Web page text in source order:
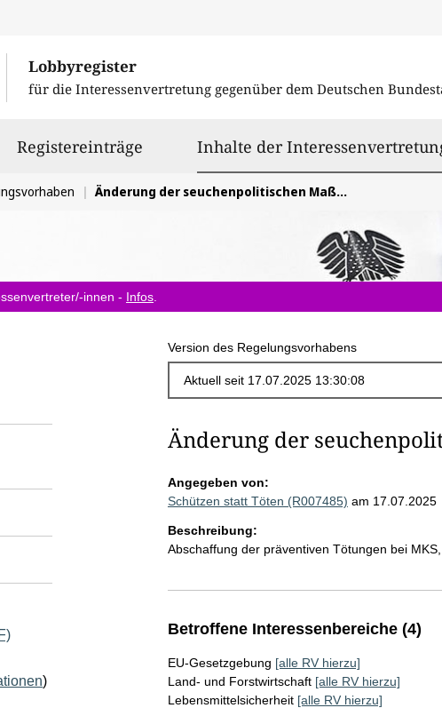
Lobbyregister
für die Interessenvertretung gegenüber dem Deutschen
Registereinträge Inhalte der
Änderung der seuchenpolitischen Maßnahmen bei MKS
innen - Infos
Version des Regelungsvorhabens
)
Änderung der
Angegeben von:
Schützen statt Töten (R007485) am 17.07.2025
Beschreibung:
Abschaffung der präventiven Tötungen bei
Betroffene Interessenbereiche (4)
EU-Gesetzgebung [alle RV hierzu]
Land- und Forstwirtschaft [alle RV hierzu]
Lebensmittelsicherheit [alle RV hierzu]